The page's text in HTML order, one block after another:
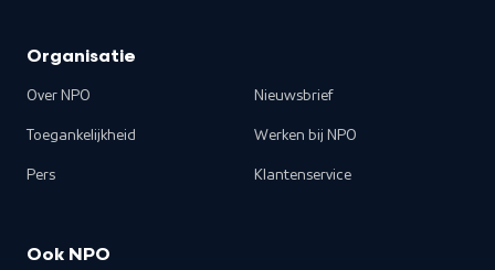
Organisatie
Over NPO
Toegankelijkheid
Pers
Nieuwsbrief
Werken bij NPO
Klantenservice
Ook NPO